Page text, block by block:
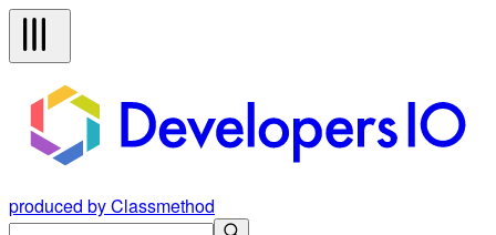
produced by Classmethod